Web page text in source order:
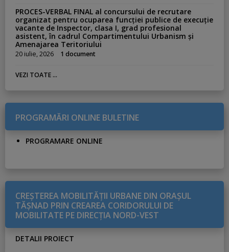
PROCES-VERBAL FINAL al concursului de recrutare
organizat pentru ocuparea funcției publice de execuție
vacante de Inspector, clasa I, grad profesional
asistent, în cadrul Compartimentului Urbanism și
Amenajarea Teritoriului
20 iulie, 2026 1 document
VEZI TOATE ...
PROGRAMĂRI ONLINE BULETINE
PROGRAMARE ONLINE
CREŞTEREA MOBILITĂŢII URBANE DIN ORAŞUL
TĂŞNAD PRIN CREAREA CORIDORULUI DE
MOBILITATE PE DIRECŢIA NORD-VEST
DETALII PROIECT